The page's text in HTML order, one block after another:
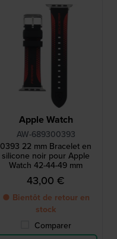
Apple Watch
AW-689300393
0393 22 mm Bracelet en
silicone noir pour Apple
Watch 42-44-49 mm
43,00 €
● Bientôt de retour en
stock
Comparer